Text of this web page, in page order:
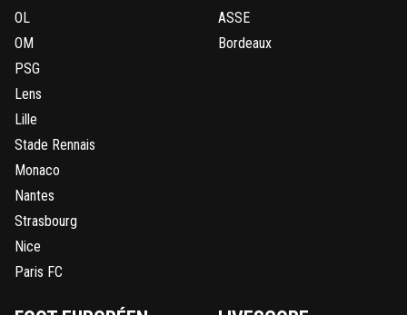
OL
OM
PSG
Lens
Lille
Stade Rennais
Monaco
Nantes
Strasbourg
Nice
Paris FC
ASSE
Bordeaux